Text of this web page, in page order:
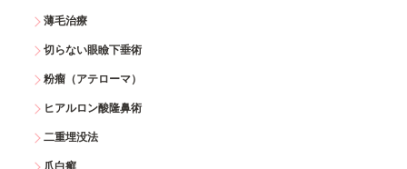
薄毛治療
切らない眼瞼下垂術
粉瘤（アテローマ）
ヒアルロン酸隆鼻術
二重埋没法
爪白癬